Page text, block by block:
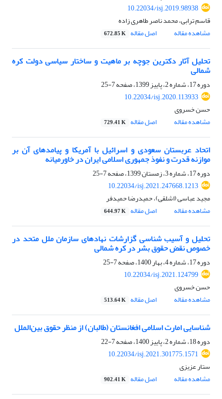
10.22034/isj.2019.98938
قاسم ترابی، محمد ناصر طاهری زاده
مشاهده مقاله
اصل مقاله 672.85 K
تحلیل آثار دکترین جوچه بر ماهیت و ساختار سیاسی دولت کره
شمالی
دوره 17، شماره 2، پاییز 1399، صفحه
7-25
10.22034/isj.2020.113933
حسن خسروی
مشاهده مقاله
اصل مقاله 729.41 K
اتحاد عربستان سعودی و اسرائیل با آمریکا و پیامدهای آن بر
موازنه قدرت و نفوذ جمهوری اسلامی ایران در خاورمیانه
دوره 17، شماره 3، زمستان 1399، صفحه
7-25
10.22034/isj.2021.247668.1213
مجید عباسی (اشلقی)، حمیدرضا حمیدفر
مشاهده مقاله
اصل مقاله 644.97 K
تحلیل و آسیب شناسی گزارشات نهادهای سازمان ملل متحد در
خصوص نقض حقوق بشر در کره شمالی
دوره 17، شماره 4، بهار 1400، صفحه
7-25
10.22034/isj.2021.124799
حسن خسروی
مشاهده مقاله
اصل مقاله 513.64 K
شناسایی امارت اسلامی افغانستان (طالبان) از منظر حقوق بین‌الملل
دوره 18، شماره 2، پاییز 1400، صفحه
7-22
10.22034/isj.2021.301775.1571
ستار عزیزی
مشاهده مقاله
اصل مقاله 902.41 K